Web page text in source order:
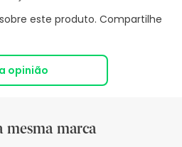
este produto. Compartilhe
opinião
marca